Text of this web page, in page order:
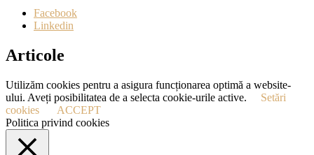
Facebook
Linkedin
Articole
Utilizăm cookies pentru a asigura funcționarea optimă a website-
ului. Aveți posibilitatea de a selecta cookie-urile active.
Setări
cookies
ACCEPT
Politica privind cookies